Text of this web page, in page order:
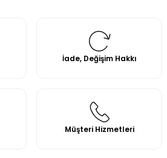
İade, Değişim Hakkı
Müşteri Hizmetleri